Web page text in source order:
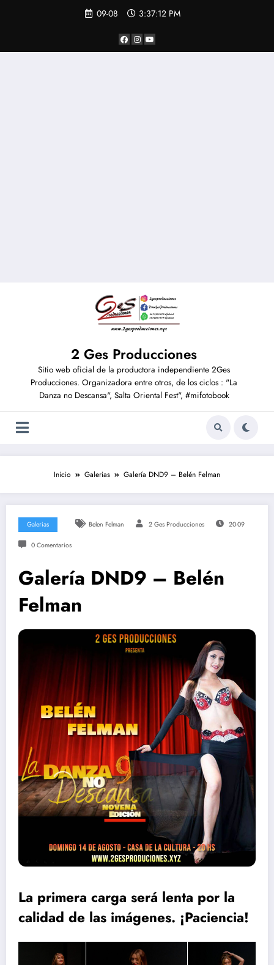
09-08 3:37:13 PM
2 Ges Producciones
Sitio web oficial de la productora independiente 2Ges
Producciones. Organizadora entre otros, de los ciclos : "La
Danza no Descansa", Salta Oriental Fest", #mifotobook
Inicio Galerias Galería DND9 – Belén Felman
Galerias Belen Felman 2 Ges Producciones 20-09
0 Comentarios
Galería DND9 – Belén
Felman
La primera carga será lenta por la
calidad de las imágenes. ¡Paciencia!